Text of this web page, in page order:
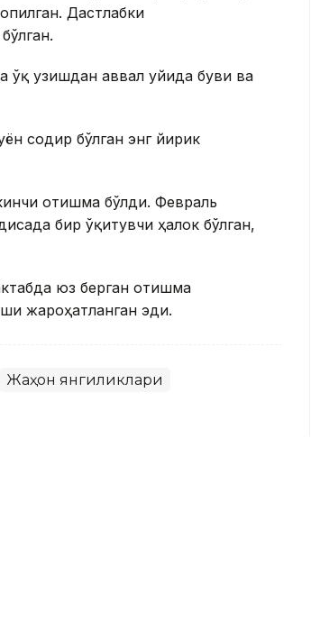
Дастлабки
ўқ узишдан аввал уйида буви ва
содир бўлган энг йирик
отишма бўлди. Февраль
бир ўқитувчи ҳалок бўлган,
юз берган отишма
жароҳатланган эди.
Жаҳон янгиликлари